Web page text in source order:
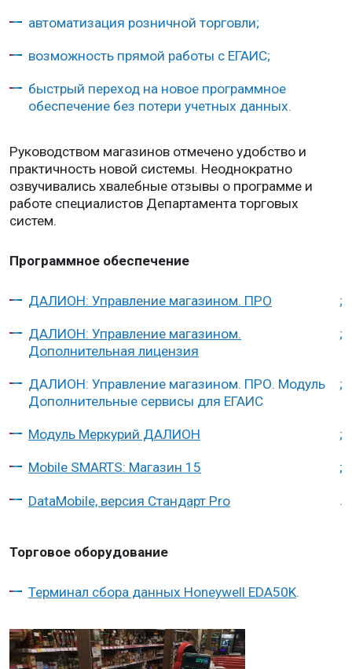
автоматизация розничной торговли;
возможность прямой работы с ЕГАИС;
быстрый переход на новое программное
обеспечение без потери учетных данных.
Руководством магазинов отмечено удобство и
практичность новой системы. Неоднократно
озвучивались хвалебные отзывы о программе и
работе специалистов Департамента торговых
систем.
Программное обеспечение
ДАЛИОН: Управление магазином. ПРО ;
ДАЛИОН: Управление магазином.
Дополнительная лицензия
;
ДАЛИОН: Управление магазином. ПРО. Модуль
Дополнительные сервисы для ЕГАИС
;
Модуль Меркурий ДАЛИОН ;
Mobile SMARTS: Магазин 15 ;
DataMobile, версия Стандарт Pro .
Торговое оборудование
Терминал сбора данных Honeywell EDA50K.